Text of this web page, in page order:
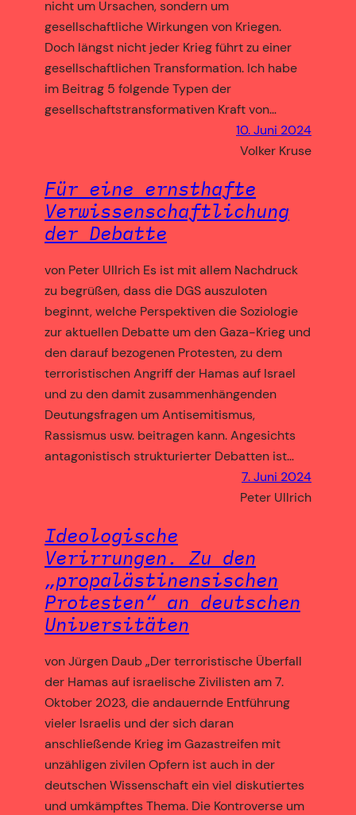
nicht um Ursachen, sondern um
gesellschaftliche Wirkungen von Kriegen.
Doch längst nicht jeder Krieg führt zu einer
gesellschaftlichen Transformation. Ich habe
im Beitrag 5 folgende Typen der
gesellschaftstransformativen Kraft von…
10. Juni 2024
Volker Kruse
Für eine ernsthafte
Verwissenschaftlichung
der Debatte
von Peter Ullrich Es ist mit allem Nachdruck
zu begrüßen, dass die DGS auszuloten
beginnt, welche Perspektiven die Soziologie
zur aktuellen Debatte um den Gaza-Krieg und
den darauf bezogenen Protesten, zu dem
terroristischen Angriff der Hamas auf Israel
und zu den damit zusammenhängenden
Deutungsfragen um Antisemitismus,
Rassismus usw. beitragen kann. Angesichts
antagonistisch strukturierter Debatten ist…
7. Juni 2024
Peter Ullrich
Ideologische
Verirrungen. Zu den
„propalästinensischen
Protesten“ an deutschen
Universitäten
von Jürgen Daub „Der terroristische Überfall
der Hamas auf israelische Zivilisten am 7.
Oktober 2023, die andauernde Entführung
vieler Israelis und der sich daran
anschließende Krieg im Gazastreifen mit
unzähligen zivilen Opfern ist auch in der
deutschen Wissenschaft ein viel diskutiertes
und umkämpftes Thema. Die Kontroverse um